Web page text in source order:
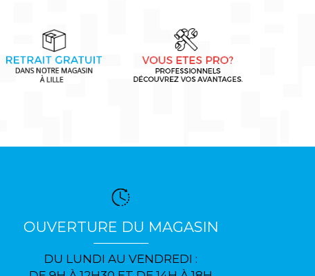
OUVERTURE DU MAGASIN
DU LUNDI AU VENDREDI :